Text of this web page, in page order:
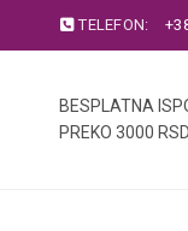
TELEFON:
BESPLATNA
PREKO 3000 RSD